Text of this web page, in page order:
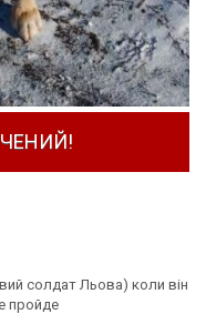
солдат Льова) коли він
пройде